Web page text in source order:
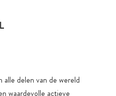
alle delen van de wereld
waardevolle actieve